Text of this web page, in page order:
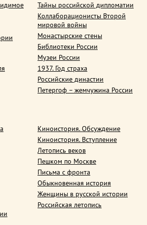
Тайны российской дипломатии
Коллаборационисты Второй
мировой войны
Монастырские стены
Библиотеки России
Музеи России
1937. Год страха
Российские династии
Петергоф – жемчужина России
Киноистория. Обсуждение
Киноистория. Вступление
Летопись веков
Пешком по Москве
Письма с фронта
Обыкновенная история
Женщины в русской истории
Российская летопись